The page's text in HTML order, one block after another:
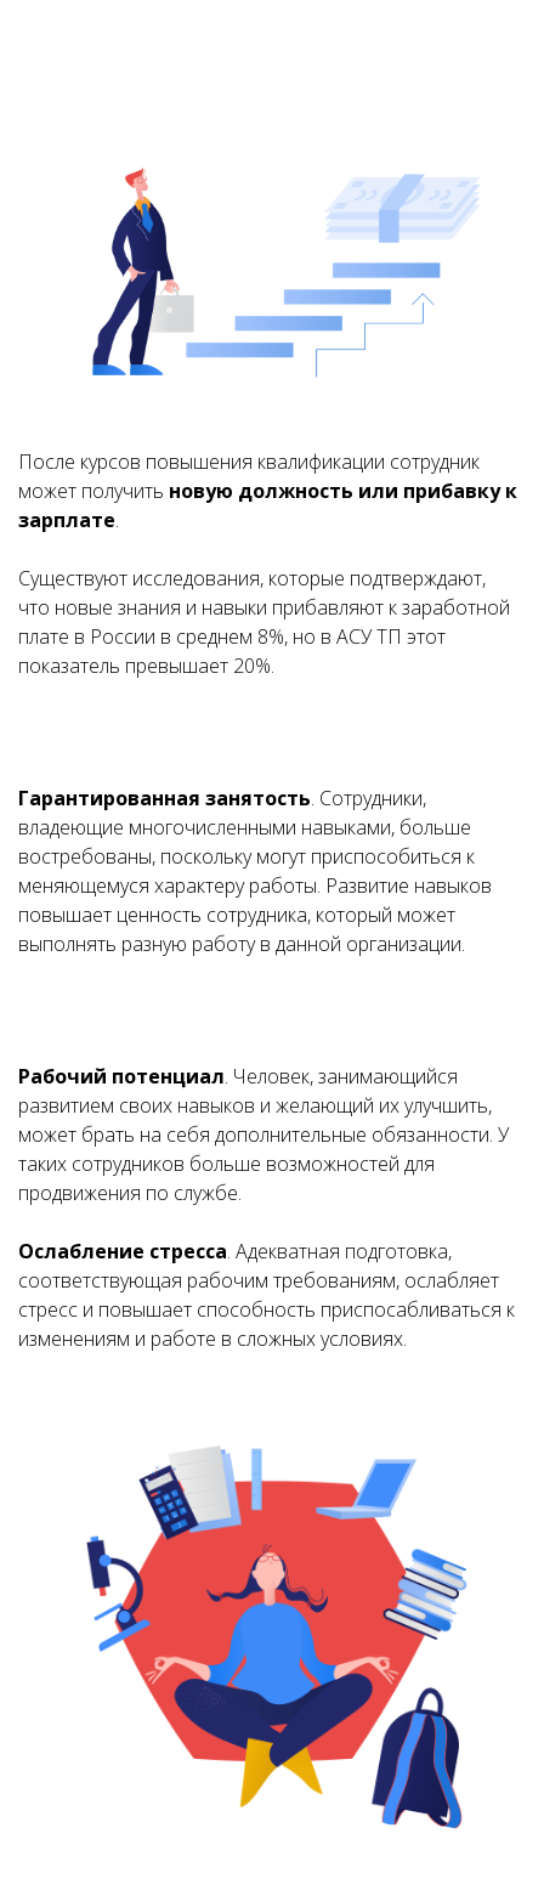
После курсов повышения квалификации сотрудник
может получить новую должность или прибавку к
зарплате.
Существуют исследования, которые подтверждают,
что новые знания и навыки прибавляют к заработной
плате в России в среднем 8%, но в АСУ ТП этот
показатель превышает 20%.
Гарантированная занятость. Сотрудники,
владеющие многочисленными навыками, больше
востребованы, поскольку могут приспособиться к
меняющемуся характеру работы. Развитие навыков
повышает ценность сотрудника, который может
выполнять разную работу в данной организации.
Рабочий потенциал. Человек, занимающийся
развитием своих навыков и желающий их улучшить,
может брать на себя дополнительные обязанности. У
таких сотрудников больше возможностей для
продвижения по службе.
Ослабление стресса. Адекватная подготовка,
соответствующая рабочим требованиям, ослабляет
стресс и повышает способность приспосабливаться к
изменениям и работе в сложных условиях.